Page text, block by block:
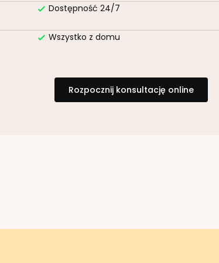
Dostępność 24/7
Wszystko z domu
Rozpocznij konsultację online